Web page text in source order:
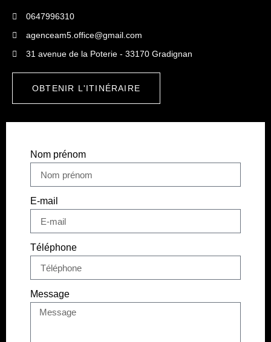
0647996310
agenceam5.office@gmail.com
31 avenue de la Poterie - 33170 Gradignan
OBTENIR L'ITINÉRAIRE
Nom prénom
E-mail
Téléphone
Message